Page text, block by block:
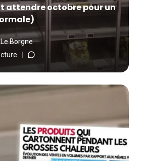
attendre octobre pour un
Borgne